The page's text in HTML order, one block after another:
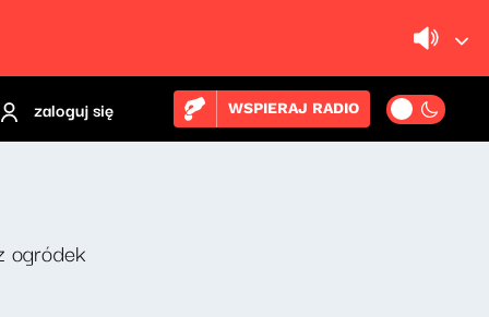
zaloguj się WSPIERAJ RADIO
ogródek